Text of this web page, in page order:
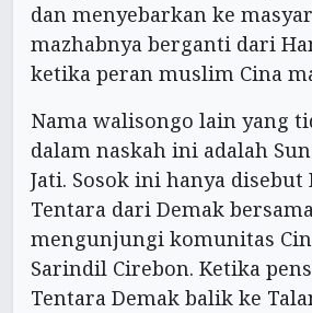
dan menyebarkan ke
mazhabnya berganti dari
ketika peran muslim Cina
Nama walisongo lain yang
dalam naskah ini adalah
Jati. Sosok ini hanya disebut
Tentara dari Demak
mengunjungi komunitas
Sarindil Cirebon. Ketika
Tentara Demak balik ke